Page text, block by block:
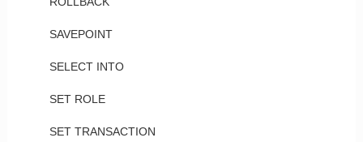
SAVEPOINT
SELECT INTO
SET ROLE
SET TRANSACTION